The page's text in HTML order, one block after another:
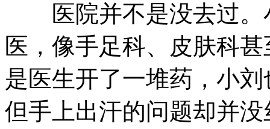
医院并不是没去过。
医，像手足科、皮肤科
是医生开了一堆药，小
但手上出汗的问题却并